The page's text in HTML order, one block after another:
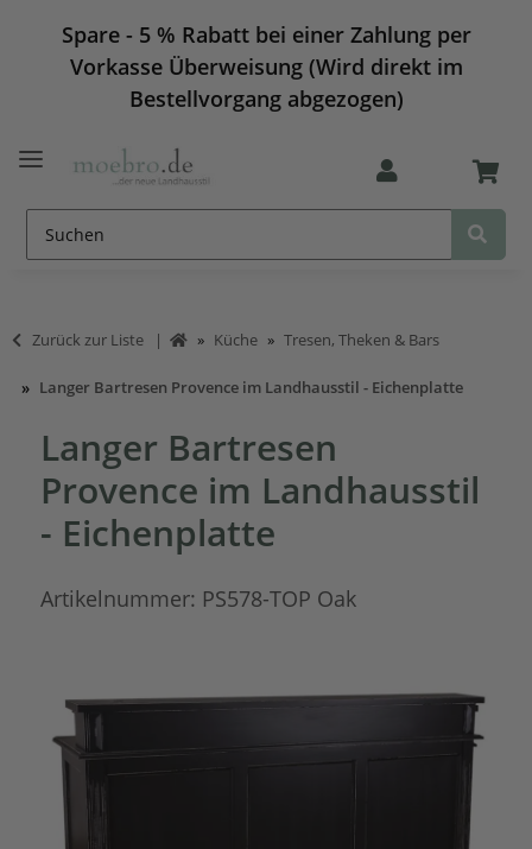
Spare - 5 % Rabatt bei einer Zahlung per
Vorkasse Überweisung (Wird direkt im
Bestellvorgang abgezogen)
Zurück zur Liste Küche Tresen, Theken & Bars
Langer Bartresen Provence im Landhausstil - Eichenplatte
Langer Bartresen
Provence im Landhausstil
- Eichenplatte
Artikelnummer: PS578-TOP Oak